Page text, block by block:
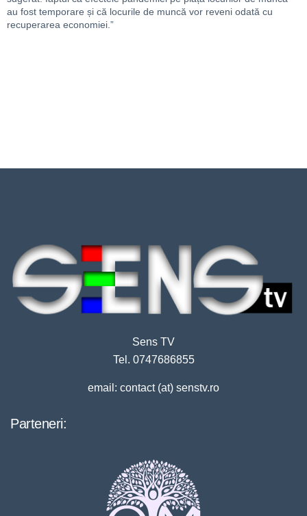
au fost temporare și că locurile de muncă vor reveni odată cu
recuperarea economiei.”
Sens TV
Tel. 0747686855
email: contact (at) senstv.ro
Parteneri: